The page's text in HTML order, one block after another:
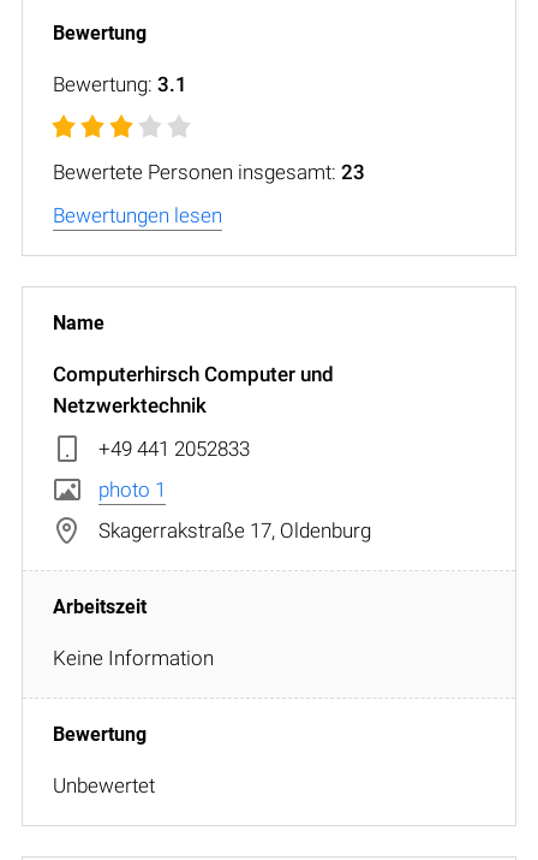
Bewertung: 3.1
Bewertete Personen insgesamt: 23
Bewertungen lesen
Computerhirsch Computer und
Netzwerktechnik
+49 441 2052833
photo 1
Skagerrakstraße 17, Oldenburg
Keine Information
Unbewertet